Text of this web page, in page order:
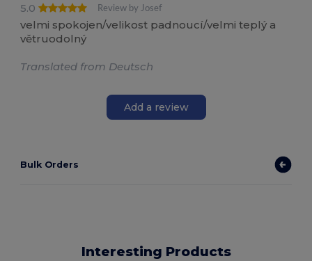
5.0
Review by Josef
velmi spokojen/velikost padnoucí/velmi teplý a
větruodolný
Translated from Deutsch
Add a review
Bulk Orders
Interesting Products